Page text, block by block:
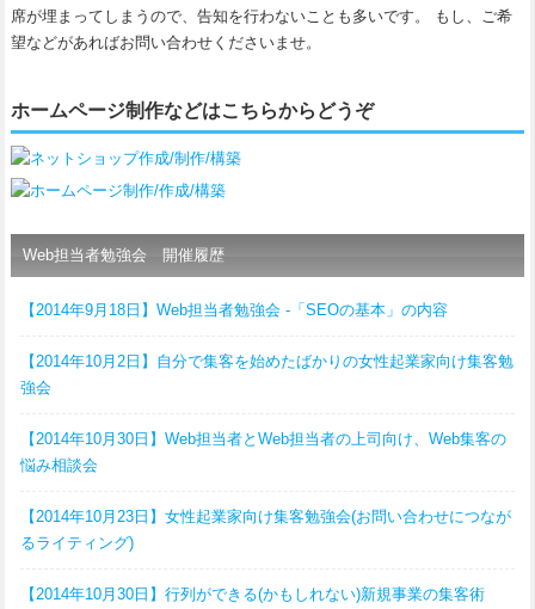
席が埋まってしまうので、告知を行わないことも多いです。 もし、ご希
望などがあればお問い合わせくださいませ。
ホームページ制作などはこちらからどうぞ
Web担当者勉強会 開催履歴
【2014年9月18日】Web担当者勉強会 -「SEOの基本」の内容
【2014年10月2日】自分で集客を始めたばかりの女性起業家向け集客勉
強会
【2014年10月30日】Web担当者とWeb担当者の上司向け、Web集客の
悩み相談会
【2014年10月23日】女性起業家向け集客勉強会(お問い合わせにつなが
るライティング)
【2014年10月30日】行列ができる(かもしれない)新規事業の集客術